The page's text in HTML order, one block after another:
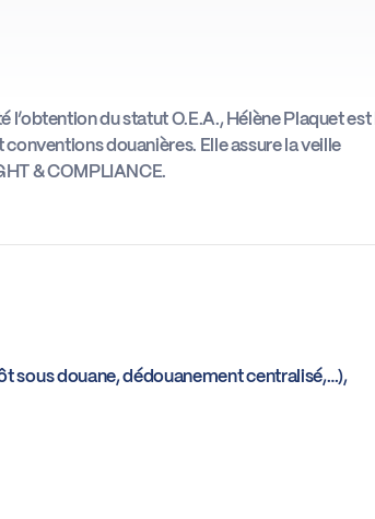
l’obtention du statut O.E.A., Hélène Plaquet est
douanières. Elle assure la veille
& COMPLIANCE.
sous douane, dédouanement centralisé,…),